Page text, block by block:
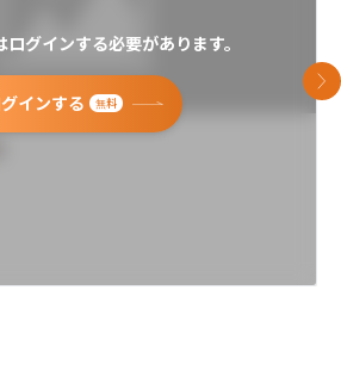
グインする必要があります。
インする 無料
次